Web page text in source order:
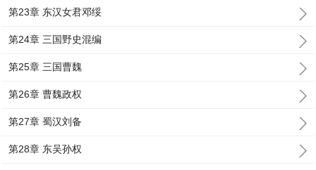
第23章 东汉女君邓绥
第24章 三国野史混编
第25章 三国曹魏
第26章 曹魏政权
第27章 蜀汉刘备
第28章 东吴孙权